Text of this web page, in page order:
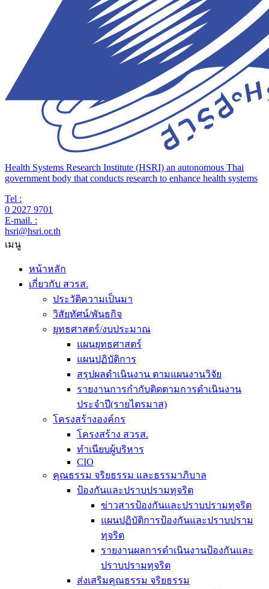
Health Systems Research Institute (HSRI) an autonomous Thai
government body that conducts research to enhance health systems
Tel :
0 2027 9701
E-mail. :
hsri@hsri.or.th
เมนู
หน้าหลัก
เกี่ยวกับ สวรส.
ประวัติความเป็นมา
วิสัยทัศน์/พันธกิจ
ยุทธศาสตร์/งบประมาณ
แผนยุทธศาสตร์
แผนปฏิบัติการ
สรุปผลดำเนินงาน ตามแผนงานวิจัย
รายงานการกำกับติดตามการดำเนินงาน
ประจำปี(รายไตรมาส)
โครงสร้างองค์กร
โครงสร้าง สวรส.
ทำเนียบผู้บริหาร
CIO
คุณธรรม จริยธรรม และธรรมาภิบาล
ป้องกันและปราบปรามทุจริต
ข่าวสารป้องกันและปราบปรามทุจริต
แผนปฏิบัติการป้องกันและปราบปราม
ทุจริต
รายงานผลการดำเนินงานป้องกันและ
ปราบปรามทุจริต
ส่งเสริมคุณธรรม จริยธรรม